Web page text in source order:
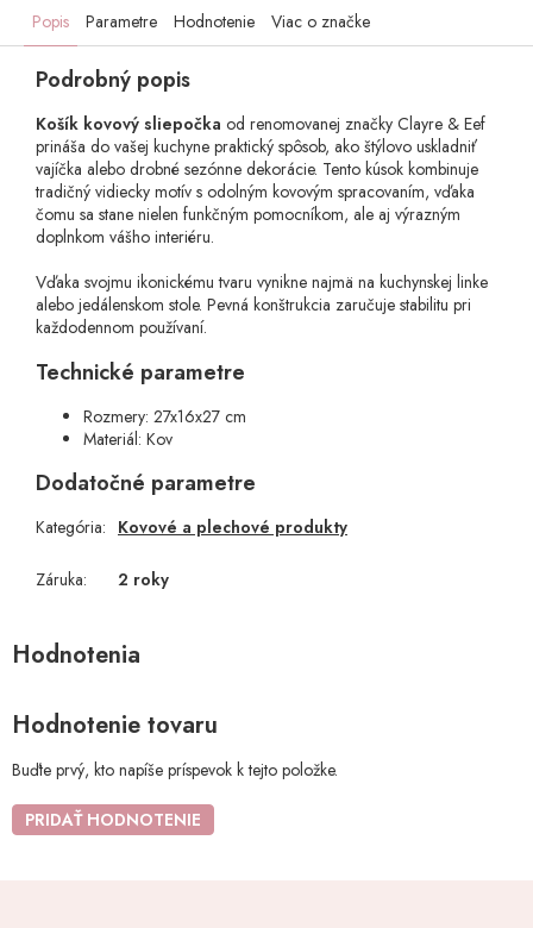
Popis Parametre Hodnotenie Viac o značke
Podrobný popis
Košík kovový sliepočka od renomovanej značky Clayre & Eef
prináša do vašej kuchyne praktický spôsob, ako štýlovo uskladniť
vajíčka alebo drobné sezónne dekorácie. Tento kúsok kombinuje
tradičný vidiecky motív s odolným kovovým spracovaním, vďaka
čomu sa stane nielen funkčným pomocníkom, ale aj výrazným
doplnkom vášho interiéru.
Vďaka svojmu ikonickému tvaru vynikne najmä na kuchynskej linke
alebo jedálenskom stole. Pevná konštrukcia zaručuje stabilitu pri
každodennom používaní.
Technické parametre
Rozmery: 27x16x27 cm
Materiál: Kov
Dodatočné parametre
Kategória: Kovové a plechové produkty
Záruka: 2 roky
Hodnotenie tovaru
Buďte prvý, kto napíše príspevok k tejto položke.
PRIDAŤ HODNOTENIE